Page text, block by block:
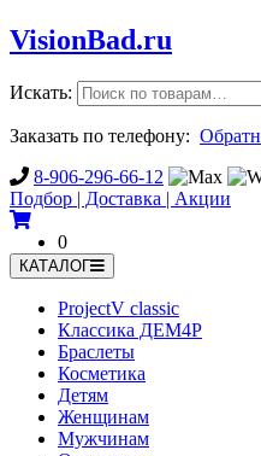
VisionBad.ru
Искать:
Заказать по телефону:
8-906-296-66-12
Подбор | Доставка | Акции
0
КАТАЛОГ
ProjectV classic
Классика ДЕМ4Р
Браслеты
Косметика
Детям
Женщинам
Мужчинам